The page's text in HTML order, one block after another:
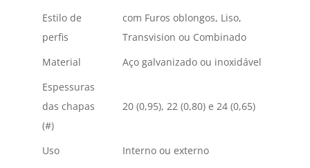
Estilo de
perfis
com Furos oblongos, Liso,
Transvision ou Combinado
Material
Aço galvanizado ou inoxidável
Espessuras
das chapas
(#)
20 (0,95), 22 (0,80) e 24 (0,65)
Uso
Interno ou externo